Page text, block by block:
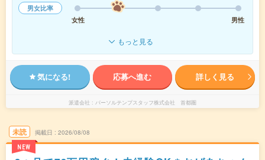
男女比率
女性
男性
もっと見る
気になる! 応募へ進む 詳しく見る
派遣会社 パーソルテンプスタッフ株式会社 首都圏
未読
NEW
掲載日 2026/08/08